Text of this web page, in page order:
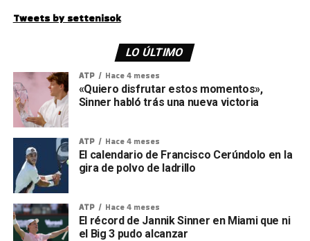
Tweets by settenisok
LO ÚLTIMO
ATP Hace 4 meses
«Quiero disfrutar estos momentos»,
Sinner habló trás una nueva victoria
ATP Hace 4 meses
El calendario de Francisco Cerúndolo en la
gira de polvo de ladrillo
ATP Hace 4 meses
El récord de Jannik Sinner en Miami que ni
el Big 3 pudo alcanzar